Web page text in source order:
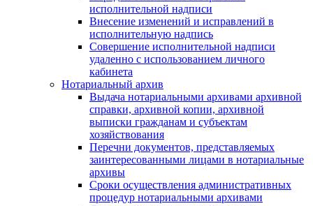
исполнительной надписи
Внесение изменений и исправлений в
исполнительную надпись
Совершение исполнительной надписи
удаленно с использованием личного
кабинета
Нотариальный архив
Выдача нотариальными архивами архивной
справки, архивной копии, архивной
выписки гражданам и субъектам
хозяйствования
Перечни документов, представляемых
заинтересованными лицами в нотариальные
архивы
Сроки осуществления административных
процедур нотариальными архивами